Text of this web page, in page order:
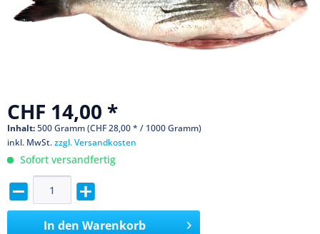
CHF 14,00 *
Inhalt:500 Gramm (CHF 28,00 * / 1000 Gramm)
inkl. MwSt.zzgl. Versandkosten
Sofort versandfertig
In den Warenkorb